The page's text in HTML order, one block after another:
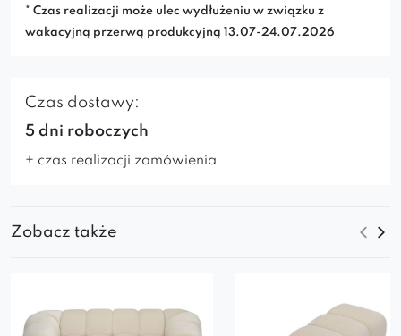
* Czas realizacji może ulec wydłużeniu w związku z
wakacyjną przerwą produkcyjną 13.07-24.07.2026
Czas dostawy:
5 dni roboczych
+ czas realizacji zamówienia
Zobacz także